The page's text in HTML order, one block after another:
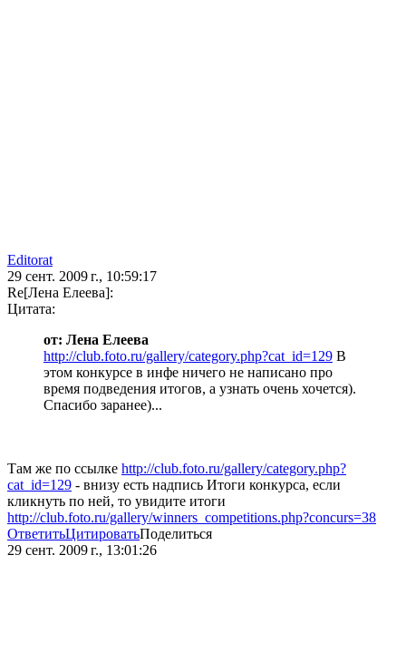
Editorat
29 сент. 2009 г., 10:59:17
Re[Лена Елеева]:
Цитата:
от: Лена Елеева
http://club.foto.ru/gallery/category.php?cat_id=129 В
этом конкурсе в инфе ничего не написано про
время подведения итогов, а узнать очень хочется).
Спасибо заранее)...
Там же по ссылке http://club.foto.ru/gallery/category.php?
cat_id=129 - внизу есть надпись Итоги конкурса, если
кликнуть по ней, то увидите итоги
http://club.foto.ru/gallery/winners_competitions.php?concurs=38
ОтветитьЦитироватьПоделиться
29 сент. 2009 г., 13:01:26